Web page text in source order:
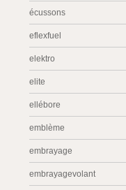
écussons
eflexfuel
elektro
elite
ellébore
emblème
embrayage
embrayagevolant